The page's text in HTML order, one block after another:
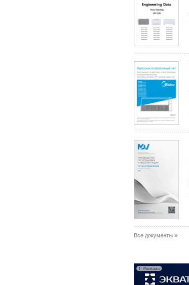
Все документы »
Реклама